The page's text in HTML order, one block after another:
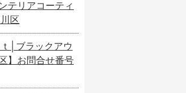
テリアコーティ
区
│ブラックアウ
】お問合せ番号